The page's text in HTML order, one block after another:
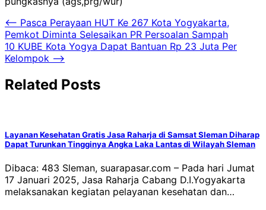
Navigasi
pos
⟵ Pasca Perayaan HUT Ke 267 Kota Yogyakarta,
Pemkot Diminta Selesaikan PR Persoalan Sampah
10 KUBE Kota Yogya Dapat Bantuan Rp 23 Juta Per
Kelompok ⟶
Related Posts
Layanan Kesehatan Gratis Jasa Raharja di Samsat Sleman Diharap
Dapat Turunkan Tingginya Angka Laka Lantas di Wilayah Sleman
Dibaca: 483 Sleman, suarapasar.com – Pada hari Jumat
17 Januari 2025, Jasa Raharja Cabang D.I.Yogyakarta
melaksanakan kegiatan pelayanan kesehatan dan…